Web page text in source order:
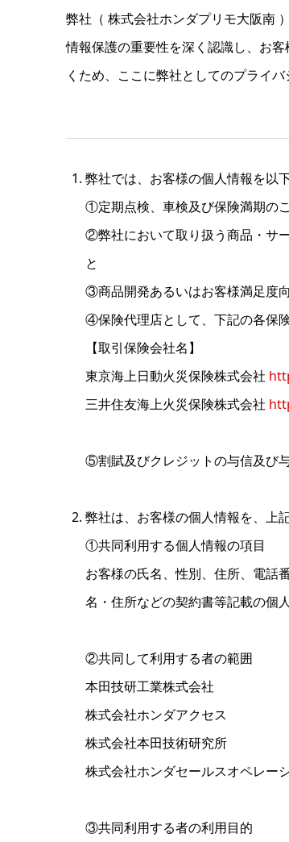
弊社（ 株式会社ホンダプリモ大阪南
情報保護の重要性を深く認識し、お
くため、ここに弊社としてのプライ
弊社では、お客様の個人情報を以
①定期点検、車検及び保険満期の
②弊社において取り扱う商品・サ
と
③商品開発あるいはお客様満足度
④保険代理店として、下記の各保
【取引保険会社名】
東京海上日動火災保険株式会社
三井住友海上火災保険株式会社
⑤割賦及びクレジットの与信及び
弊社は、お客様の個人情報を、上
①共同利用する個人情報の項目
お客様の氏名、性別、住所、電話
名・住所などの契約書等記載の個
②共同して利用する者の範囲
本田技研工業株式会社
株式会社ホンダアクセス
株式会社本田技術研究所
株式会社ホンダセールスオペレー
③共同利用する者の利用目的